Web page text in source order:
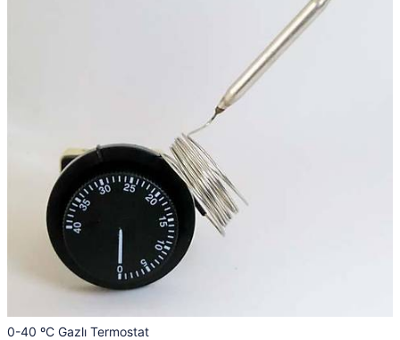
0-40 ºC Gazlı Termostat